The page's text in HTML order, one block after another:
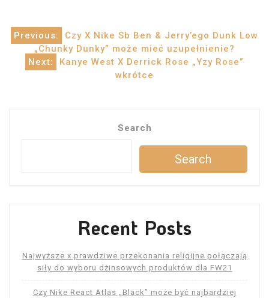
Post
navigation
Previous:
Czy X Nike Sb Ben & Jerry’ego Dunk Low
„Chunky Dunky” może mieć uzupełnienie?
Next:
Kanye West X Derrick Rose „Yzy Rose”
wkrótce
Search
Search
Recent Posts
Najwyższe x prawdziwe przekonania religijne połączają
siły do ​​wyboru dżinsowych produktów dla FW21
Czy Nike React Atlas „Black” może być najbardziej